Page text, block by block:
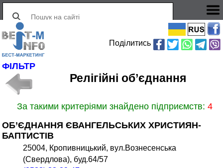
Поділитись
ФІЛЬТР
Релігійні об’єднання
За такими критеріями знайдено підприємств:4
ОБ’ЄДНАННЯ ЄВАНГЕЛЬСЬКИХ ХРИСТИЯН-
БАПТИСТІВ
25004, Кропивницький, вул.Вознесенська
(Свердлова), буд.64/57